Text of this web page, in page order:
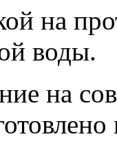
на
воды.
на